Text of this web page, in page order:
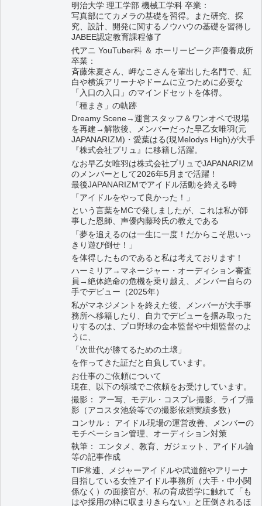
明治大学 理工学部 機械工学科 卒業：
写真部にてカメラの基礎を習得。また研究、探
究、設計、開発に関するノウハウの基礎を習得し
JABEE認定教育課程修了
代アニ YouTuber科 ＆ ホーリーピーク声優養成所
卒業：
斉藤朱夏さん、岬なこさんを輩出した名門で、紅
白や横浜アリーナやドームに立つために必要な
「入口の入口」のマインドセットを体得。
「種まき」の軌跡
Dreamy Scene→運営スタッフ＆ワンオペで現場
を再建→解散後、メンバーだった早乙女唯羽(元
JAPANARIZM)・愛葉はる(現Melodys High)が大手
『株式会社プリュ』に移籍し活躍。
なお早乙女唯羽は株式会社プリュでJAPANARIZM
のメンバーとして2026年5月まで活躍！
最後JAPANARIZMでアイドル活動を終える時
「アイドルをやって良かった！」
という言葉をMCで発しましたが、これは私が師
事した恩師、声優内藤玲氏の教えである
「夢を追えるのは一生に一度！だからこそ思いっ
きり遊び倒せ！」
を体得したものであると私は考えております！
ハーミリア→マネージャー・オーディション審査
員→絶体絶命の危機を乗り越え、メンバー自らの
手でデビュー（2025年）
私がマネジメントを終えた後、メンバーが大手事
務所へ移籍したり、自力でデビューを掴み取った
りするのは、プロ野球の金本監督や中畑監督のよ
うに、
「次世代が勝てるための土壌」
を作ってきた証だと自負しています。
お仕事のご依頼について
現在、以下の領域でご依頼をお受けしています。
撮影： アー写、モデル・コスプレ撮影、ライブ撮
影（アコスタ池袋等での撮影依頼実績多数）
コンサル： アイドル現場の運営改善、メンバーの
モチベーション管理、オーディション対策
執筆： エンタメ、教育、ガジェット、アイドル論
等の記事作成
TIF常連、メジャーアイドルや武道館やアリーナ
目指している女性アイドル事務所（大手・中小関
係なく）の面接官が、私の育成哲学に触れて「も
はや採用の枠に収まりきらない」と圧倒されるほ